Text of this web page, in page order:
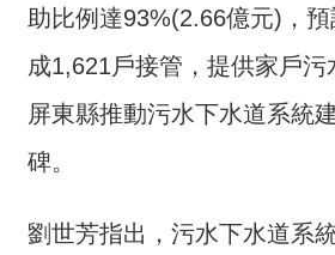
政
訊
息
快
主
助比例達93%(2.66億元)，
成1,621戶接管，提供家戶污
屏東縣推動污水下水道系統
碑。
劉世芳指出，污水下水道系